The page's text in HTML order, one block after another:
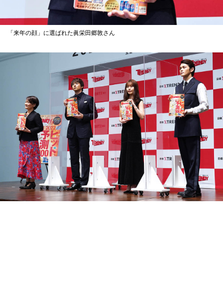
「来年の顔」に選ばれた眞栄田郷敦さん